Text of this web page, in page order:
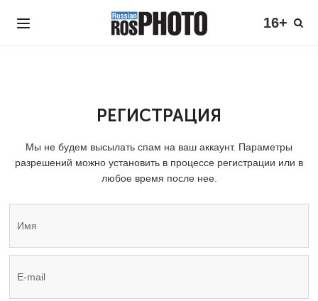
16+
РЕГИСТРАЦИЯ
Мы не будем высылать спам на ваш аккаунт. Параметры
разрешений можно установить в процессе регистрации или в
любое время после нее.